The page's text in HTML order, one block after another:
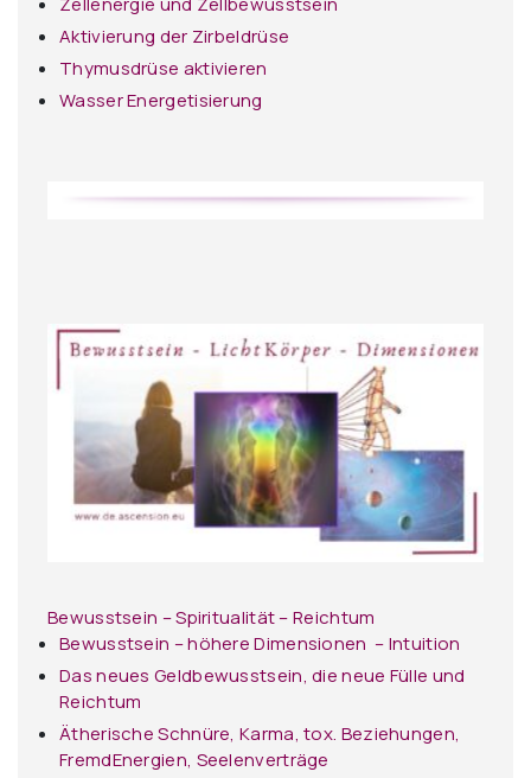
Aktivierung der Zirbeldrüse
Thymusdrüse aktivieren
Wasser Energetisierung
Bewusstsein – Spiritualität – Reichtum
Bewusstsein – höhere Dimensionen – Intuition
Das neues Geldbewusstsein, die neue Fülle und
Reichtum
Ätherische Schnüre, Karma, tox. Beziehungen,
FremdEnergien, Seelenverträge